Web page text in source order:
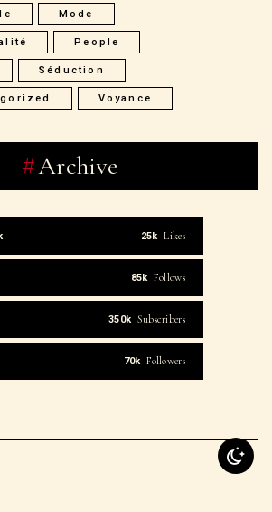
Mode
People
Séduction
Voyance
Archive
25k Likes
85k Follows
350k Subscribers
70k Followers